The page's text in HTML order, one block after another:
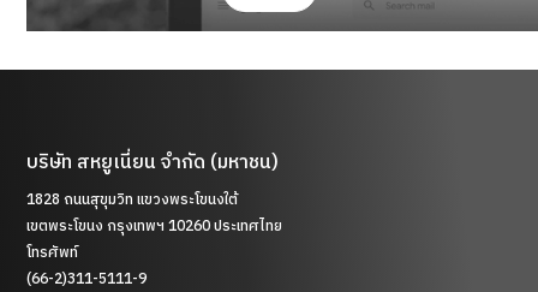
บริษัท สหยูเนี่ยน จำกัด (มหาชน)
1828 ถนนสุขุมวิท แขวงพระโขนงใต้
เขตพระโขนง กรุงเทพฯ 10260 ประเทศไทย
โทรศัพท์
(66-2)311-5111-9